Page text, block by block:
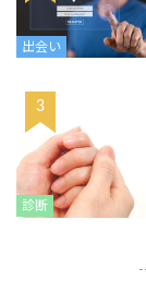
出会い
診断